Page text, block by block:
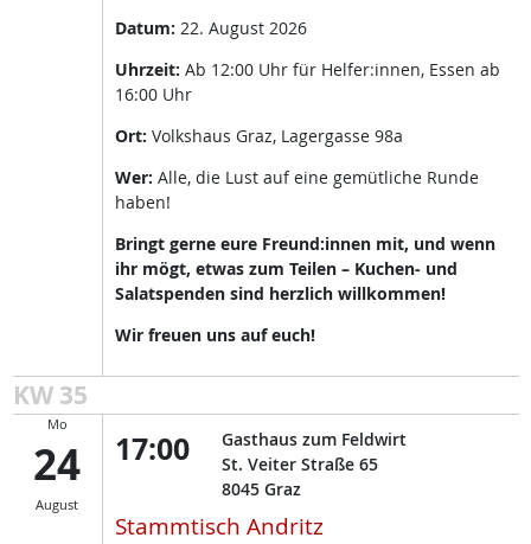
Datum: 22. August 2026
Uhrzeit: Ab 12:00 Uhr für Helfer:innen, Essen ab
16:00 Uhr
Ort: Volkshaus Graz, Lagergasse 98a
Wer: Alle, die Lust auf eine gemütliche Runde
haben!
Bringt gerne eure Freund:innen mit, und wenn
ihr mögt, etwas zum Teilen – Kuchen- und
Salatspenden sind herzlich willkommen!
Wir freuen uns auf euch!
KW 35
Mo
24
August
17:00
Gasthaus zum Feldwirt
St. Veiter Straße 65
8045 Graz
Stammtisch Andritz